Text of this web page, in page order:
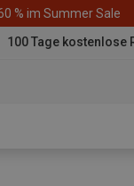
% im Summer Sale
100 Tage kostenlose